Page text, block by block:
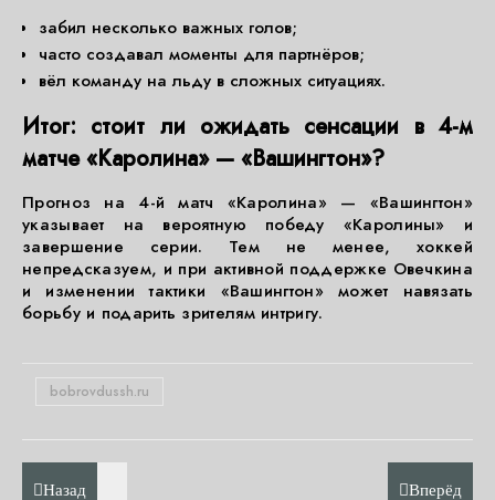
забил несколько важных голов;
часто создавал моменты для партнёров;
вёл команду на льду в сложных ситуациях.
Итог: стоит ли ожидать сенсации в 4-м
матче «Каролина» — «Вашингтон»?
Прогноз на 4-й матч «Каролина» — «Вашингтон»
указывает на вероятную победу «Каролины» и
завершение серии. Тем не менее, хоккей
непредсказуем, и при активной поддержке Овечкина
и изменении тактики «Вашингтон» может навязать
борьбу и подарить зрителям интригу.
bobrovdussh.ru
Назад Вперёд